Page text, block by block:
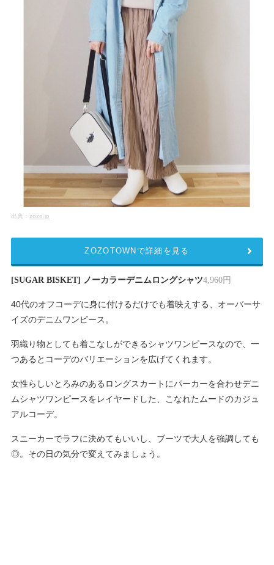
出典： zozo.jp
[SUGAR BISKET] ノーカラーデニムロングシャツ4,960円
40代のオフコーデに身に付けるだけでも着映えする、オーバーサ
イズのデニムワンピース。
羽織り物としても着こなしができるシャツワンピースなので、一
つあるとコーデのバリエーションを広げてくれます。
女性らしいとろみのあるロングスカートにパーカーを合わせデニ
ムシャツワンピースをレイヤードした、こなれたムードのカジュ
アルコーデ。
スニーカーでラフに決めてもいいし、ブーツで大人を強調しても
◎。その日の気分で変えてみましょう。
ZOZOTOWNで詳細を見る